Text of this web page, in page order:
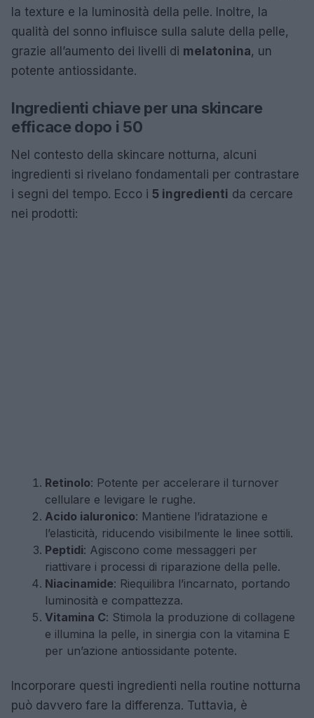
la texture e la luminosità della pelle. Inoltre, la
qualità del sonno influisce sulla salute della pelle,
grazie all’aumento dei livelli di melatonina, un
potente antiossidante.
Ingredienti chiave per una skincare
efficace dopo i 50
Nel contesto della skincare notturna, alcuni
ingredienti si rivelano fondamentali per contrastare
i segni del tempo. Ecco i 5 ingredienti da cercare
nei prodotti:
Retinolo: Potente per accelerare il turnover
cellulare e levigare le rughe.
Acido ialuronico: Mantiene l’idratazione e
l’elasticità, riducendo visibilmente le linee sottili.
Peptidi: Agiscono come messaggeri per
riattivare i processi di riparazione della pelle.
Niacinamide: Riequilibra l’incarnato, portando
luminosità e compattezza.
Vitamina C: Stimola la produzione di collagene
e illumina la pelle, in sinergia con la vitamina E
per un’azione antiossidante potente.
Incorporare questi ingredienti nella routine notturna
può davvero fare la differenza. Tuttavia, è